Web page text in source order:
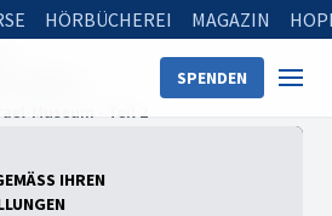
HÖRBÜCHEREI MAGAZIN
SPENDEN
Bibel
Museum - Teil 2
IHREN D